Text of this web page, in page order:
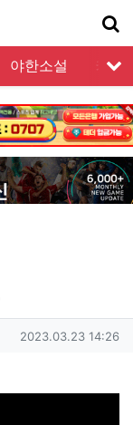
야한소설
커뮤
작성일
2023.03.23 14:26